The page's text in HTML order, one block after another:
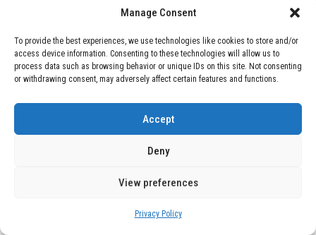
Manage Consent
To provide the best experiences, we use technologies like cookies to store and/or
access device information. Consenting to these technologies will allow us to
process data such as browsing behavior or unique IDs on this site. Not consenting
or withdrawing consent, may adversely affect certain features and functions.
Accept
Deny
View preferences
Privacy Policy
DEAL OF THE MONTH
01 TECNOLOGÍA December 24, 2025
Vídeo impactante: BYD revela en
grabación cómo añadir 400 km de rango
en apenas 5 minutos de carga
Motor de 800 W, rango de 45 km y
solo 300 euros y representa una